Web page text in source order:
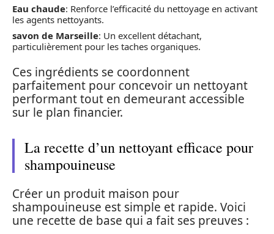
Eau chaude: Renforce l’efficacité du nettoyage en activant
les agents nettoyants.
savon de Marseille: Un excellent détachant,
particulièrement pour les taches organiques.
Ces ingrédients se coordonnent
parfaitement pour concevoir un nettoyant
performant tout en demeurant accessible
sur le plan financier.
La recette d’un nettoyant efficace pour
shampouineuse
Créer un produit maison pour
shampouineuse est simple et rapide. Voici
une recette de base qui a fait ses preuves :